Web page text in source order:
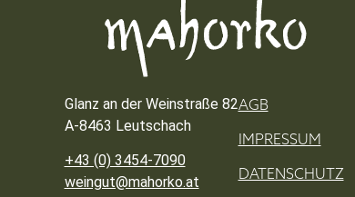
Glanz an der Weinstraße 82
A-8463 Leutschach
+43 (0) 3454-7090
weingut@mahorko.at
AGB
IMPRESSUM
DATENSCHUTZ